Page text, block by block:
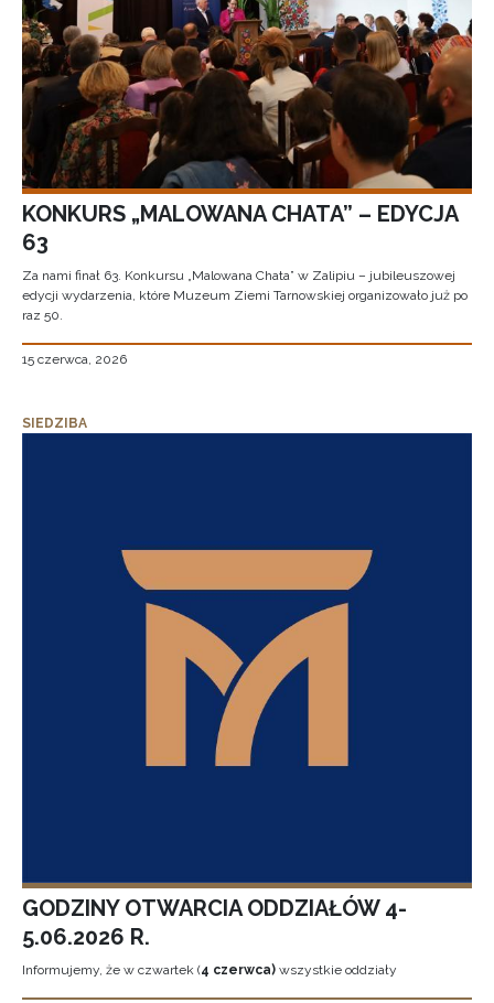
KONKURS „MALOWANA CHATA” – EDYCJA
63
Za nami finał 63. Konkursu „Malowana Chata” w Zalipiu – jubileuszowej
edycji wydarzenia, które Muzeum Ziemi Tarnowskiej organizowało już po
raz 50.
15 czerwca, 2026
SIEDZIBA
GODZINY OTWARCIA ODDZIAŁÓW 4-
5.06.2026 R.
Informujemy, że w czwartek (4 czerwca) wszystkie oddziały